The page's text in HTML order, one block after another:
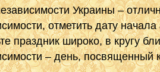
Украины –
отметить дату
праздник широко, в кругу
– день, посвященный